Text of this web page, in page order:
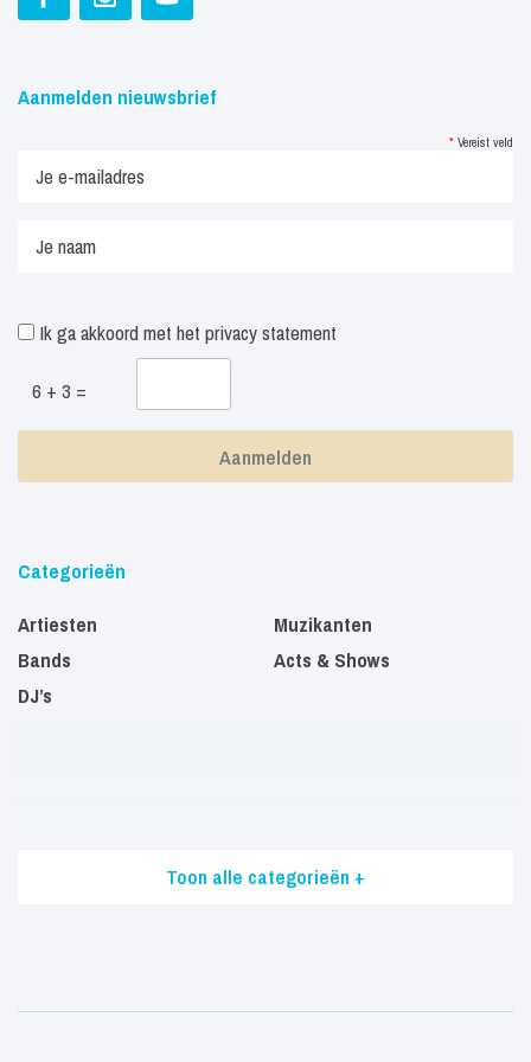
Aanmelden nieuwsbrief
* Vereist veld
Ik ga akkoord met het privacy statement
6 + 3 =
Categorieën
Artiesten
Bands
DJ’s
Muzikanten
Acts & Shows
Toon alle categorieën +